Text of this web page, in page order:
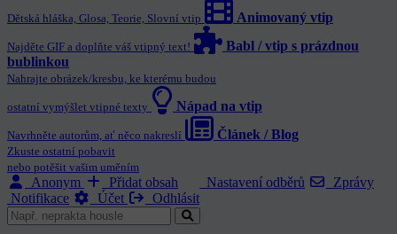
Dětská hláška, Glosa, Teorie, Slovní vtip Animovaný vtip
Najděte GIF a doplňte váš vtipný text!
Babl / vtip s prázdnou
bublinkou
Nahrajte obrázek/kresbu, ke kterému budou
ostatní vymýšlet vtipné texty Nápad na vtip
Navrhněte autorům, ať něco nakreslí Článek / Blog
Zkuste ostatní pobavit
nebo potěšit vašim uměním
Anonym Přidat obsah Nastavení odběrů
Zprávy
Notifikace
Účet Odhlásit